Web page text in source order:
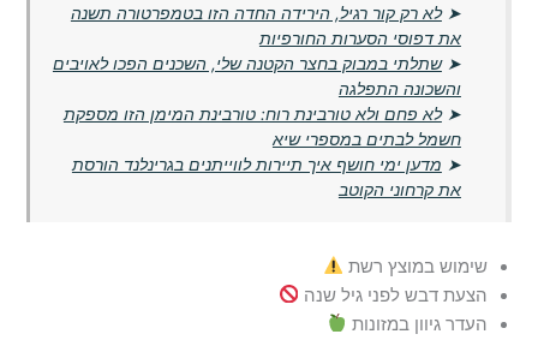
➤לא רק קור רגיל, הירידה החדה הזו בטמפרטורה תשנה
את דפוסי הסערות החורפיות
➤שתלתי במבוק בחצר הקטנה שלי, השכנים הפכו לאויבים
והשכונה התפלגה
➤לא פחם ולא טורבינת רוח: טורבינת המימן הזו מספקת
חשמל לבתים במספרי שיא
➤ מדען ימי חושף איך תיירות לווייתנים בגרינלנד הורסת
את קרחוני הקוטב
שימוש במוצץ רשת
הצעת דבש לפני גיל שנה
העדר גיוון במזונות